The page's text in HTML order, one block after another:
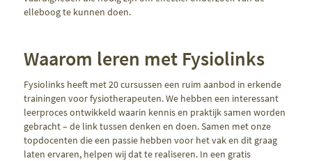
elleboog te kunnen doen.
Waarom leren met Fysiolinks
Fysiolinks heeft met 20 cursussen een ruim aanbod in erkende
trainingen voor fysiotherapeuten. We hebben een interessant
leerproces ontwikkeld waarin kennis en praktijk samen worden
gebracht – de link tussen denken en doen. Samen met onze
topdocenten die een passie hebben voor het vak en dit graag
laten ervaren, helpen wij dat te realiseren. In een gratis